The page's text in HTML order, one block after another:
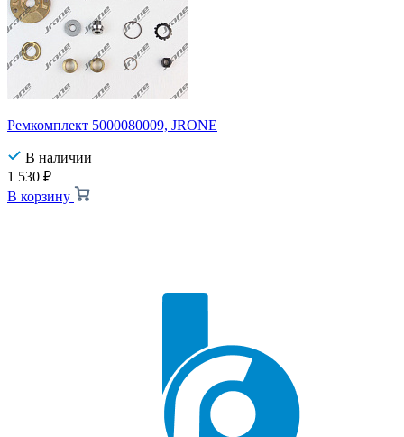
Ремкомплект 5000080009, JRONE
В наличии
1 530 ₽
В корзину